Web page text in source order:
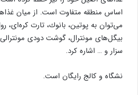
اساس منطقه متفاوت است. از میان
می‌توان به پوتین، بانوك، تارت كره‌ای،
بیگل‌های مونترال، گوشت دودی
سزار و … اشاره كرد.
نشگاه و كالج رایگان است.